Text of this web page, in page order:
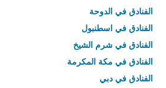
الفنادق في الدوحة
الفنادق في اسطنبول
الفنادق في شرم الشيخ
الفنادق في مكة المكرمة
الفنادق في دبي